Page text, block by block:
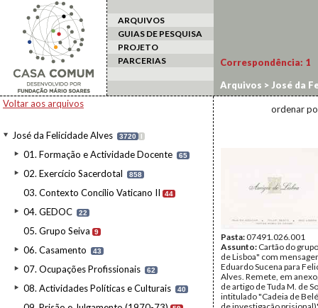
ARQUIVOS
GUIAS DE PESQUISA
PROJETO
PARCERIAS
Voltar aos arquivos
José da Felicidade Alves 3720 I
01. Formação e Actividade Docente 65
02. Exercício Sacerdotal 858
03. Contexto Concílio Vaticano II 44
04. GEDOC 22
05. Grupo Seiva 9
06. Casamento 43
07. Ocupações Profissionais 62
08. Actividades Políticas e Culturais 40
Correspondência: 1
Arquivos > José da
ordenar
Pasta:07491.026.001
Assunto: Cartão do
de Lisboa" com
Eduardo Sucena para
Alves. Remete, em
de artigo de Tuda M. de
intitulado "Cadeia de